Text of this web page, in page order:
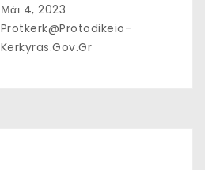
Νομική Βοήθεια
Μάι 4, 2023
Protkerk@protodikeio-
Kerkyras.gov.gr